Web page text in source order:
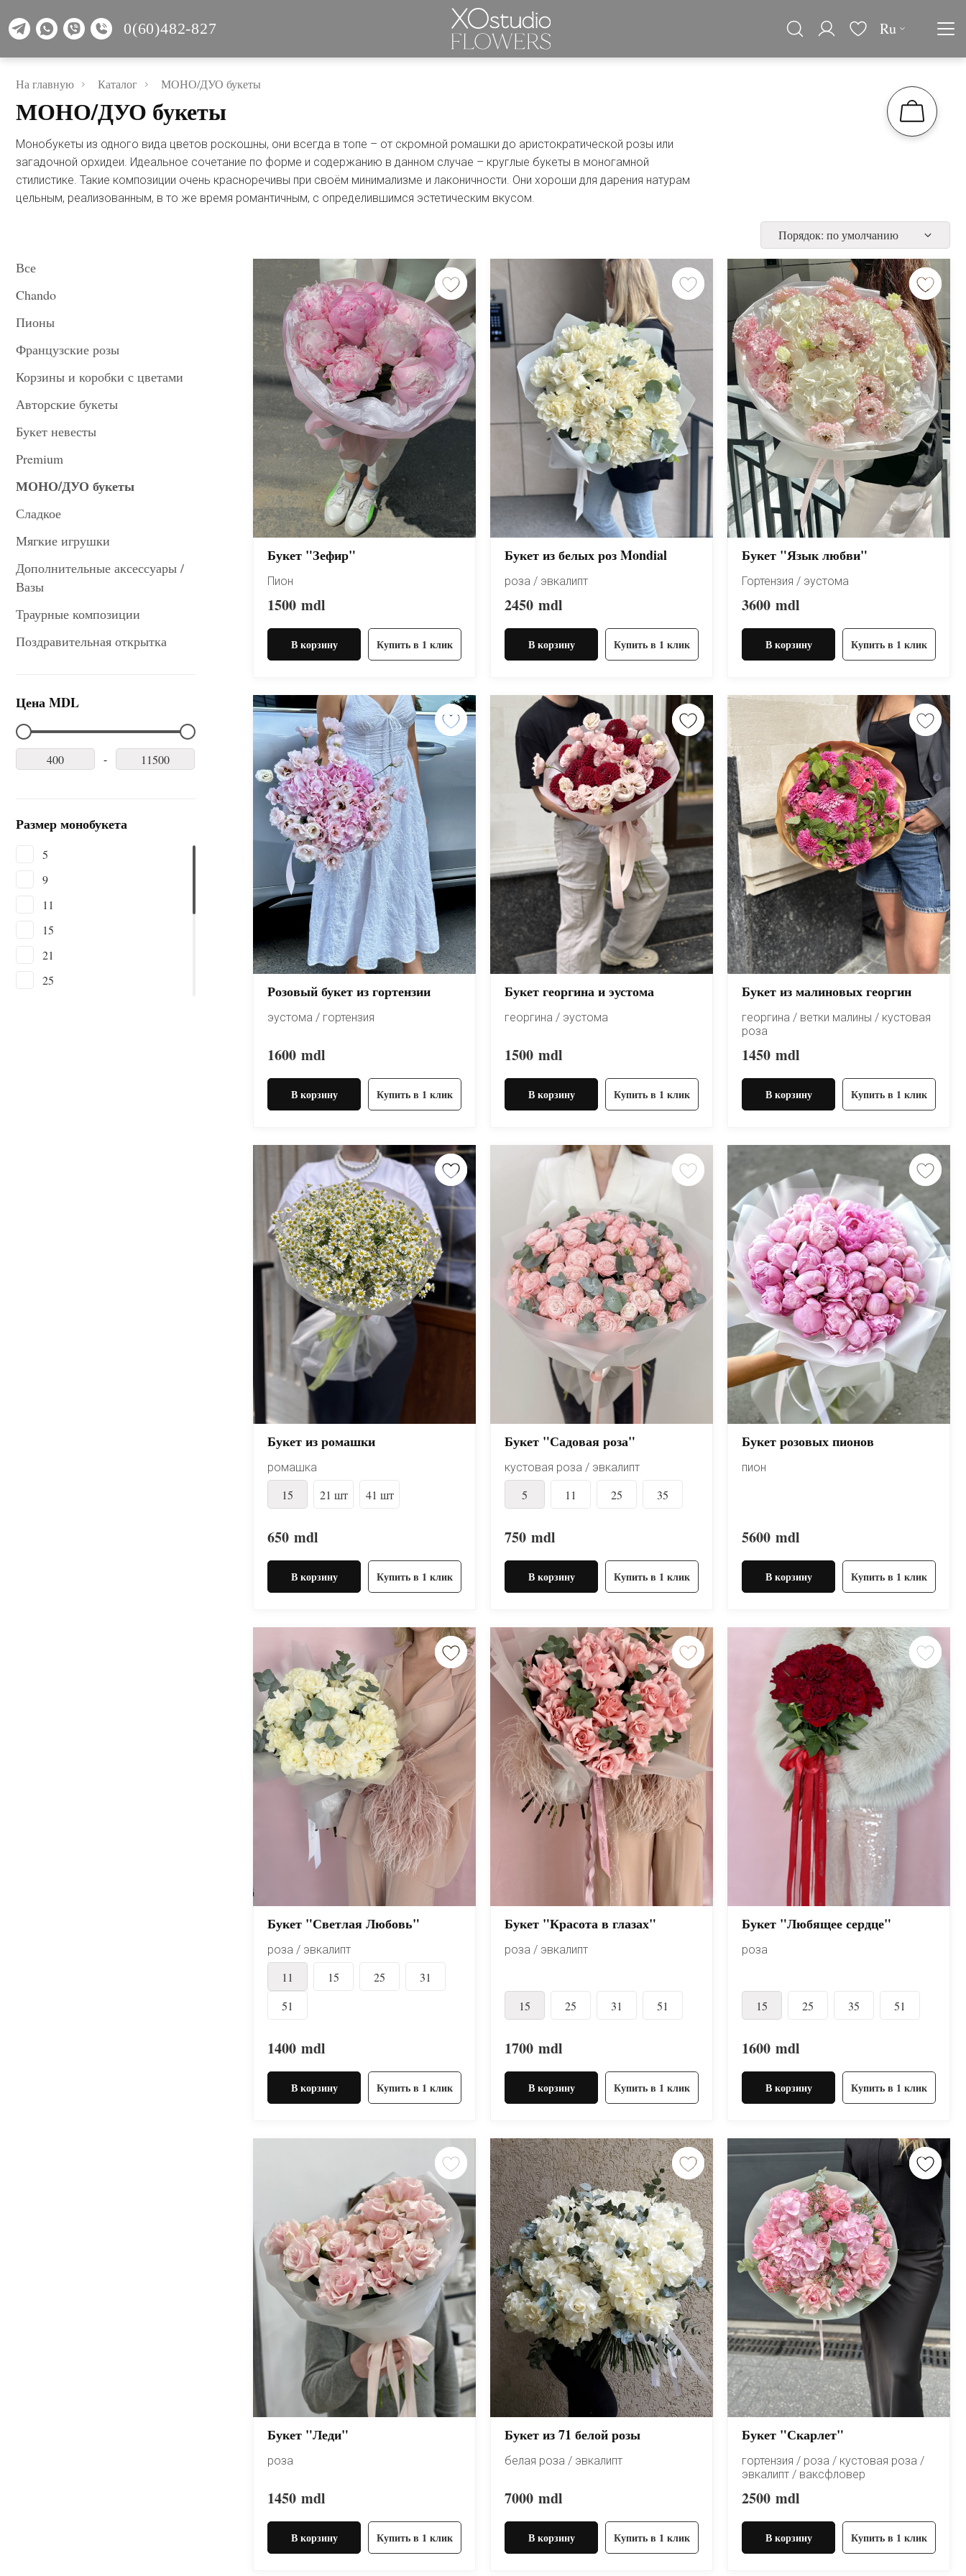
0(60)482-827 Ru
На главную Каталог МОНО/ДУО букеты
МОНО/ДУО букеты
Монобукеты из одного вида цветов роскошны, они всегда в топе – от скромной ромашки до аристократической розы или
загадочной орхидеи. Идеальное сочетание по форме и содержанию в данном случае – круглые букеты в моногамной
стилистике. Такие композиции очень красноречивы при своём минимализме и лаконичности. Они хороши для дарения натурам
цельным, реализованным, в то же время романтичным, с определившимся эстетическим вкусом.
Все
Chando
Пионы
Французские розы
Корзины и коробки с цветами
Авторские букеты
Букет невесты
Premium
МОНО/ДУО букеты
Сладкое
Мягкие игрушки
Дополнительные аксессуары /
Вазы
Траурные композиции
Поздравительная открытка
Цена MDL
-
Размер монобукета
5
9
11
15
21
25
Букет "Зефир"
Пион
1500 mdl
В корзину Купить в 1 клик
Букет из белых роз Mondial
роза / эвкалипт
2450 mdl
В корзину Купить в 1 клик
Букет "Язык любви"
Гортензия / эустома
3600 mdl
В корзину Купить в 1 клик
Розовый букет из гортензии
эустома / гортензия
1600 mdl
В корзину Купить в 1 клик
Букет георгина и эустома
георгина / эустома
1500 mdl
В корзину Купить в 1 клик
Букет из малиновых георгин
георгина / ветки малины / кустовая
роза
1450 mdl
В корзину Купить в 1 клик
Букет из ромашки
ромашка
15 21 шт 41 шт
650 mdl
В корзину Купить в 1 клик
Букет "Садовая роза"
кустовая роза / эвкалипт
5 11 25 35
750 mdl
В корзину Купить в 1 клик
Букет розовых пионов
пион
5600 mdl
В корзину Купить в 1 клик
Букет "Светлая Любовь"
роза / эвкалипт
11 15 25
31
51
1400 mdl
В корзину Купить в 1 клик
Букет "Красота в глазах"
роза / эвкалипт
15 25 31 51
1700 mdl
В корзину Купить в 1 клик
Букет "Любящее сердце"
роза
15 25 35 51
1600 mdl
В корзину Купить в 1 клик
Букет "Леди"
роза
1450 mdl
В корзину Купить в 1 клик
Букет из 71 белой розы
белая роза / эвкалипт
7000 mdl
В корзину Купить в 1 клик
Букет "Скарлет"
гортензия / роза / кустовая роза /
эвкалипт / ваксфловер
2500 mdl
В корзину Купить в 1 клик